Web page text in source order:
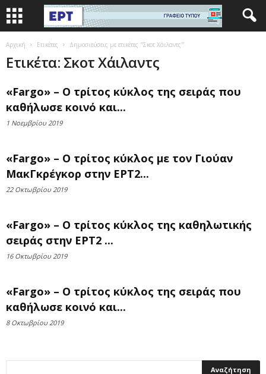
Αρχική Ετικέτες Δημοσιεύσεις με ετικέτες "Σκοτ Χάιλαντς"
Ετικέτα: Σκοτ Χάιλαντς
«Fargo» – Ο τρίτος κύκλος της σειράς που
καθήλωσε κοινό και...
1 Νοεμβρίου 2019
«Fargo» – Ο τρίτος κύκλος με τον Γιούαν
ΜακΓκρέγκορ στην ΕΡΤ2...
22 Οκτωβρίου 2019
«Fargo» – Ο τρίτος κύκλος της καθηλωτικής
σειράς στην ΕΡΤ2 ...
16 Οκτωβρίου 2019
«Fargo» – Ο τρίτος κύκλος της σειράς που
καθήλωσε κοινό και...
8 Οκτωβρίου 2019